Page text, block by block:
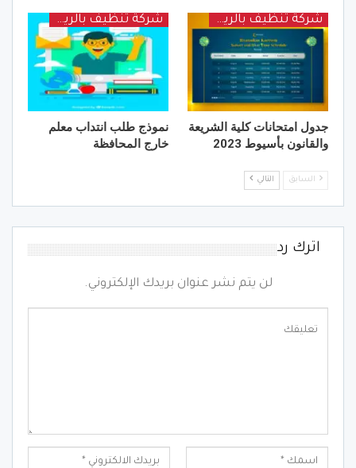
شركة تنظيف بالرياض
جدول امتحانات كلية الشريعة
والقانون بأسيوط 2023
شركة تنظيف بالرياض
نموذج طلب انتداب معلم
خارج المحافظة
السابق التالي
اترك رد
لن يتم نشر عنوان بريدك الإلكتروني.